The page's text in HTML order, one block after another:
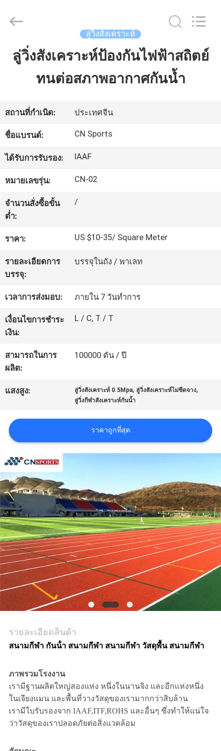
บ้าน
เกี่ยว
กับ
เรา
ทัวร์
โรงงาน
ควบคุม
คุณภาพ
ติดต่อ
เรา
ขอ
ใบ
เสนอ
ราคา
แผนผัง
เว็บไซต์
PRIVACY
POLICY
Materials
Reserved.
ลู่วิ่งสังเคราะห์
ลู่วิ่งสังเคราะห์ป้องกันไฟฟ้าสถิตย์
ทนต่อสภาพอากาศกันน้ำ
สถานที่กำเนิด: ประเทศจีน
ชื่อแบรนด์: CN Sports
ได้รับการรับรอง: IAAF
หมายเลขรุ่น: CN-02
จำนวนสั่งซื้อขั้น
ต่ำ:
/
ราคา: US $10-35/ Square Meter
รายละเอียดการ
บรรจุ:
บรรจุในถัง / พาเลท
เวลาการส่งมอบ: ภายใน 7 วันทำการ
เงื่อนไขการชำระ
เงิน:
L / C, T / T
สามารถในการ
ผลิต:
100000 ตัน / ปี
แสงสูง: ลู่วิ่งสังเคราะห์ 0.5Mpa, ลู่วิ่งสังเคราะห์ไม่ซีดจาง,
ลู่วิ่งกีฬาสังเคราะห์กันน้ำ
ราคาถูกที่สุด
รายละเอียดสินค้า
สนามกีฬา กันน้ํา สนามกีฬา สนามกีฬา วัสดุพื้น สนามกีฬา
ภาพรวมโรงงาน
เรามีฐานผลิตใหญ่สองแห่ง หนึ่งในนานจิง และอีกแห่งหนึ่ง
ในเจียงแมน และพื้นที่วางวัสดุของเรามากกว่าสิบล้าน
เรามีใบรับรองจาก IAAF,ITF,ROHS และอื่นๆ ซึ่งทําให้แน่ใจ
ว่าวัสดุของเราปลอดภัยต่อสิ่งแวดล้อม